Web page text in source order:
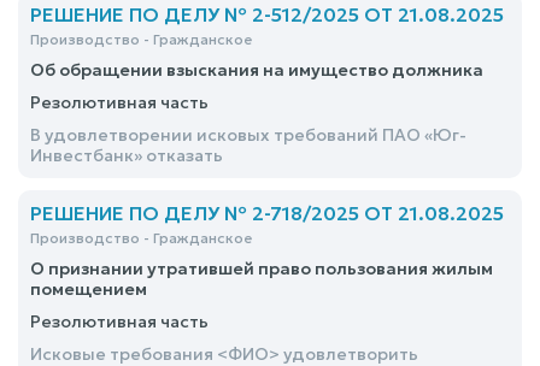
РЕШЕНИЕ ПО ДЕЛУ № 2-512/2025 ОТ 21.08.2025
Производство - Гражданское
Об обращении взыскания на имущество должника
Резолютивная часть
В удовлетворении исковых требований ПАО «Юг-
Инвестбанк» отказать
РЕШЕНИЕ ПО ДЕЛУ № 2-718/2025 ОТ 21.08.2025
Производство - Гражданское
О признании утратившей право пользования жилым
помещением
Резолютивная часть
Исковые требования <ФИО> удовлетворить